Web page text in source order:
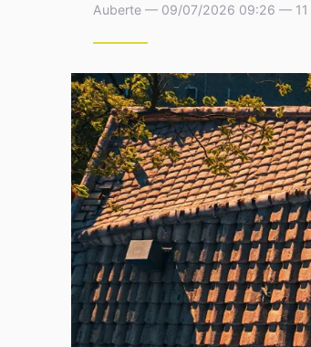
Auberte — 09/07/2026 09:26 — 11